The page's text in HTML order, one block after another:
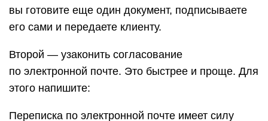
вы готовите еще один документ, подписываете
его сами и передаете клиенту.
Второй — узаконить согласование
по электронной почте. Это быстрее и проще. Для
этого напишите:
Переписка по электронной почте имеет силу